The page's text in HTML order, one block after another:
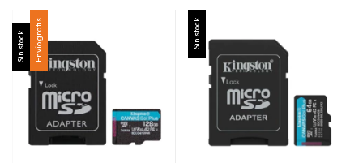
Sin stock Envío gratis Sin stock